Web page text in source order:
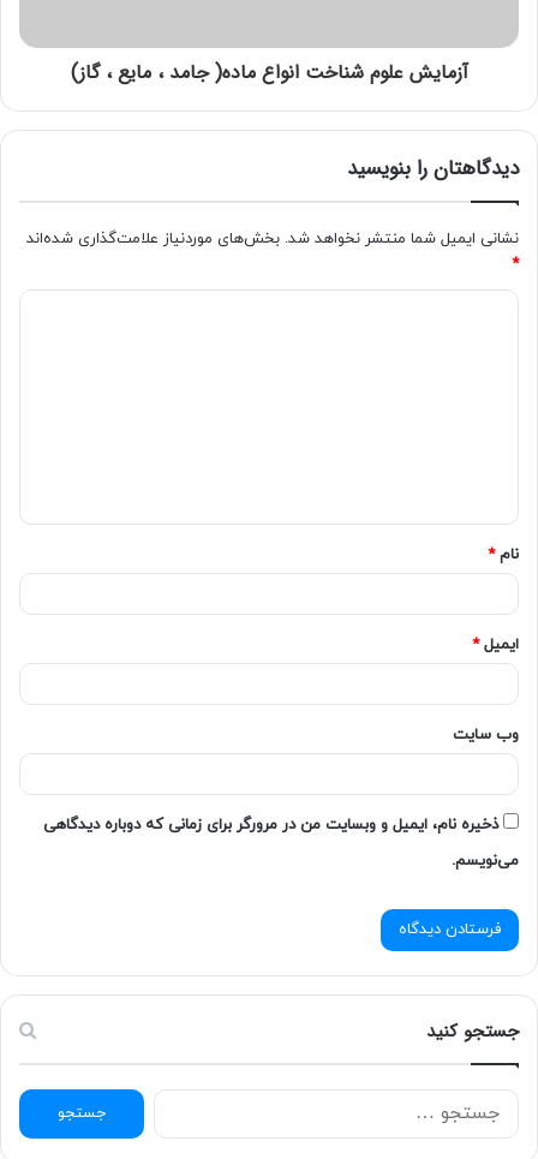
آزمایش علوم شناخت انواع ماده( جامد ، مایع ، گاز)
دیدگاهتان را بنویسید
نشانی ایمیل شما منتشر نخواهد شد. بخش‌های موردنیاز علامت‌گذاری شده‌اند
*
نام*
ایمیل*
وب‌ سایت
ذخیره نام، ایمیل و وبسایت من در مرورگر برای زمانی که دوباره دیدگاهی
می‌نویسم.
جستجو کنید
ج
س